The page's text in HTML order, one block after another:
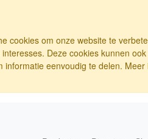
cookies om onze website te
Deze cookies kunnen
eenvoudig te delen.